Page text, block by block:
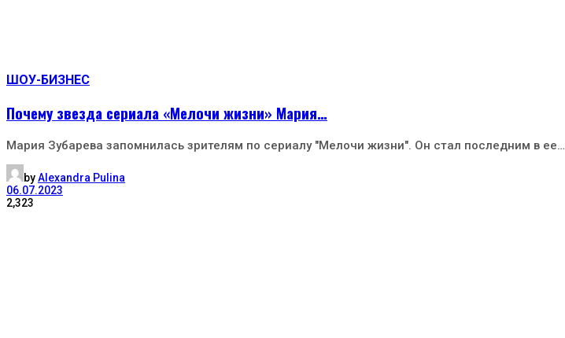
ШОУ-БИЗНЕС
Почему звезда сериала «Мелочи жизни» Мария…
Мария Зубарева запомнилась зрителям по сериалу "Мелочи жизни". Он стал последним в ее…
byAlexandra Pulina
06.07.2023
2,323